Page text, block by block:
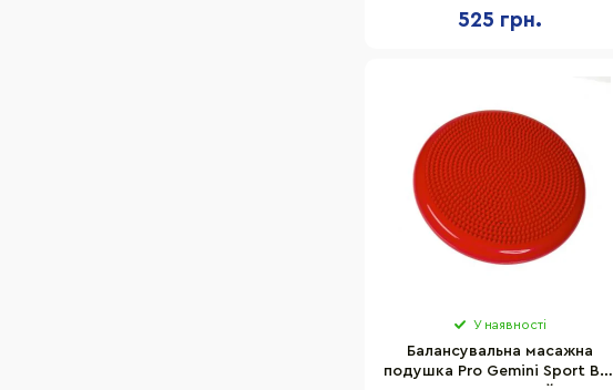
525 грн.
У наявності
Балансувальна масажна
подушка Pro Gemini Sport BC-